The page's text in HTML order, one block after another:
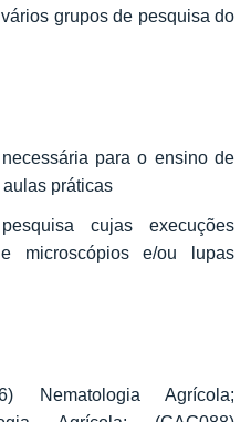
grupos de pesquisa do
para o ensino de
práticas
cujas execuções
microscópios e/ou lupas
Nematologia Agrícola;